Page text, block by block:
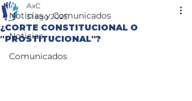
Noticias y Comunicados
Noticias
Comunicados
¿CORTE CONSTITUCIONAL O
"PROSTITUCIONAL"?
AxC
31 ago 2025